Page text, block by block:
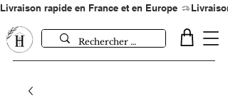
Livraison rapide en France et en Europe